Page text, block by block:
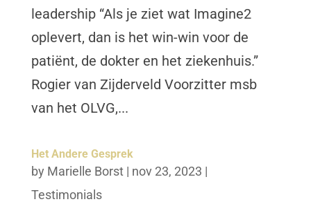
leadership “Als je ziet wat Imagine2
oplevert, dan is het win-win voor de
patiënt, de dokter en het ziekenhuis.”
Rogier van Zijderveld Voorzitter msb
van het OLVG,...
Het Andere Gesprek
by Marielle Borst| nov 23, 2023 |
Testimonials